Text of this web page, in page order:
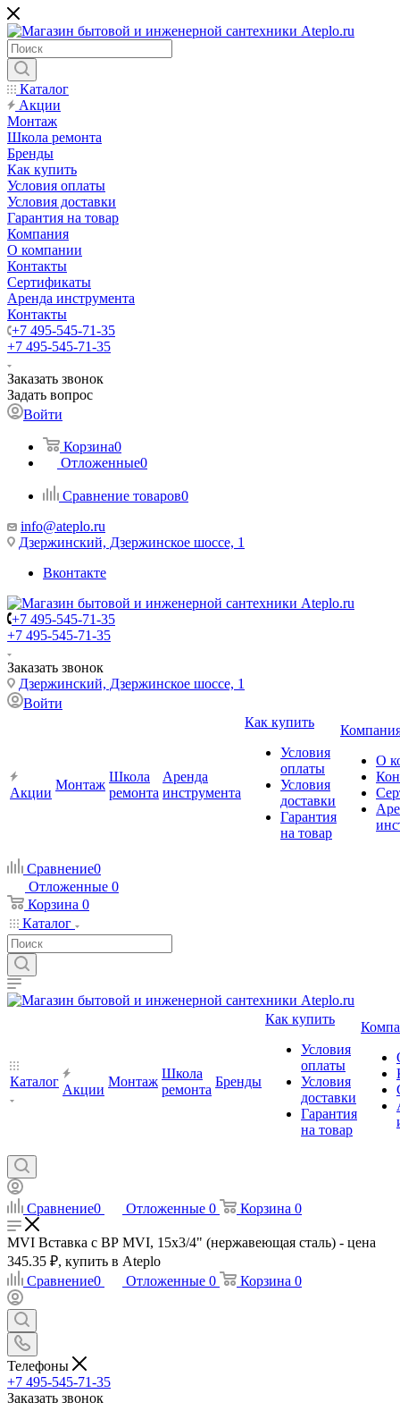
Каталог
Акции
Монтаж
Школа ремонта
Бренды
Как купить
Условия оплаты
Условия доставки
Гарантия на товар
Компания
О компании
Контакты
Сертификаты
Аренда инструмента
Контакты
+7 495-545-71-35
+7 495-545-71-35
Заказать звонок
Задать вопрос
Войти
Корзина0
Отложенные0
Сравнение товаров0
info@ateplo.ru
Дзержинский, Дзержинское шоссе, 1
Вконтакте
+7 495-545-71-35
+7 495-545-71-35
Заказать звонок
Дзержинский, Дзержинское шоссе, 1
Войти
Акции
Монтаж
Школа
ремонта
Аренда
инструмента
Как купить
Условия
оплаты
Условия
доставки
Гарантия
на товар
О
Сравнение0
Отложенные 0
Корзина 0
Каталог
Каталог
Акции
Монтаж
Школа
ремонта
Бренды
Как купить
Условия
оплаты
Условия
доставки
Гарантия
на товар
Сравнение0 Отложенные 0 Корзина 0
MVI Вставка с ВР MVI, 15х3/4" (нержавеющая сталь) - цена
345.35 ₽, купить в Ateplo
Сравнение0 Отложенные 0 Корзина 0
Телефоны
+7 495-545-71-35
Заказать звонок